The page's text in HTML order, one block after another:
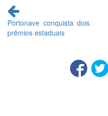
Continue
lendo
Portonave conquista dois
prêmios estaduais